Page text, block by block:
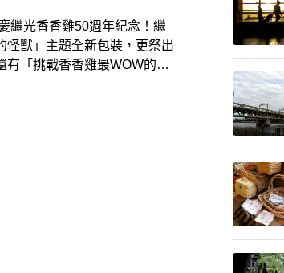
繼光香香雞50週年紀念！繼
怪獸」主題全新包裝，更祭出
有「挑戰香香雞最WOW的